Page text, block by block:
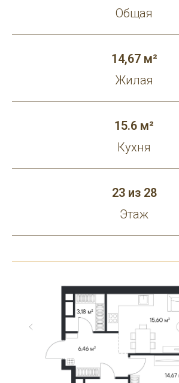
Общая
14,67 м²
Жилая
15.6 м²
Кухня
23 из 28
Этаж